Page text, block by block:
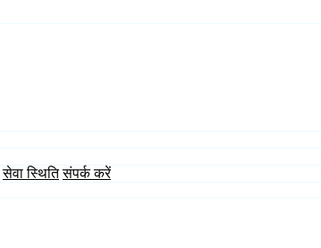
सेवा स्थिति संपर्क करें